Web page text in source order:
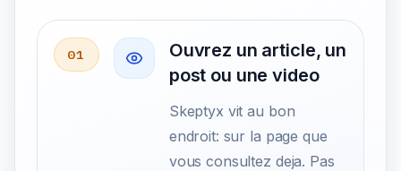
01
Ouvrez un article, un
post ou une video
Skeptyx vit au bon
endroit: sur la page que
vous consultez deja. Pas